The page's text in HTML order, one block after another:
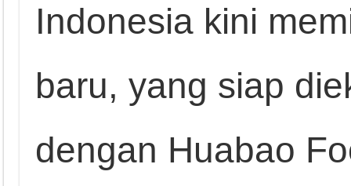
Indonesia kini
baru, yang siap
dengan Huabao